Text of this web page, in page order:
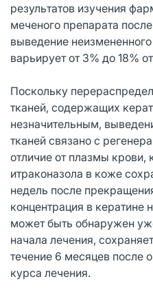
результатов изучения
меченого препарата
выведение
варьирует от 3% до 18%
Поскольку
тканей, содержащих
незначительным,
тканей связано с
отличие от плазмы крови,
итраконазола в коже
недель после
концентрация в кератине
может быть обнаружен
начала лечения,
течение 6 месяцев после
курса лечения.